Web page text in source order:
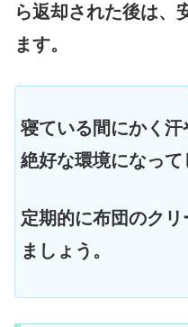
ら返却された後は、
ます。
寝ている間にかく
絶好な環境になって
定期的に布団のク
ましょう。